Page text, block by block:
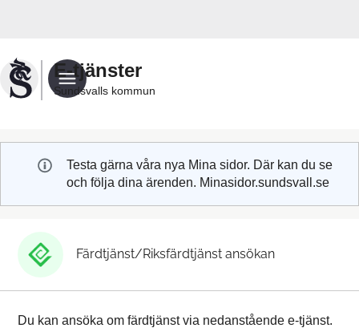
Sundsvalls
kommuns
e-
E-tjänster
Sundsvalls kommun
Testa gärna våra nya Mina sidor. Där kan du se
och följa dina ärenden. Minasidor.sundsvall.se
Färdtjänst/Riksfärdtjänst ansökan
Du kan ansöka om färdtjänst via nedanstående e-tjänst.